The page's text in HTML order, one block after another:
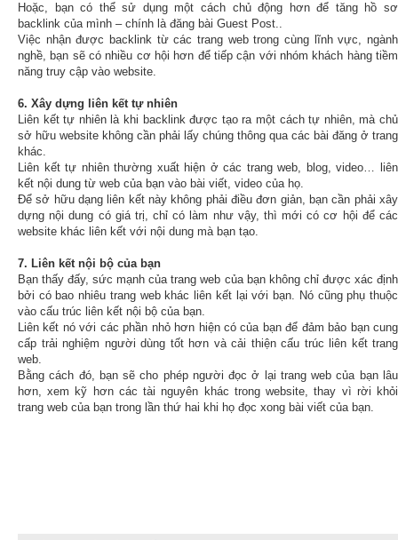
Hoặc, bạn có thể sử dụng một cách chủ động hơn để tăng hồ sơ
backlink của mình – chính là đăng bài Guest Post..
Việc nhận được backlink từ các trang web trong cùng lĩnh vực, ngành
nghề, bạn sẽ có nhiều cơ hội hơn để tiếp cận với nhóm khách hàng tiềm
năng truy cập vào website.
6. Xây dựng liên kết tự nhiên
Liên kết tự nhiên là khi backlink được tạo ra một cách tự nhiên, mà chủ
sở hữu website không cần phải lấy chúng thông qua các bài đăng ở trang
khác.
Liên kết tự nhiên thường xuất hiện ở các trang web, blog, video… liên
kết nội dung từ web của bạn vào bài viết, video của họ.
Để sở hữu dạng liên kết này không phải điều đơn giản, bạn cần phải xây
dựng nội dung có giá trị, chỉ có làm như vậy, thì mới có cơ hội để các
website khác liên kết với nội dung mà bạn tạo.
7. Liên kết nội bộ của bạn
Bạn thấy đấy, sức mạnh của trang web của bạn không chỉ được xác định
bởi có bao nhiêu trang web khác liên kết lại với bạn. Nó cũng phụ thuộc
vào cấu trúc liên kết nội bộ của bạn.
Liên kết nó với các phần nhỏ hơn hiện có của bạn để đảm bảo bạn cung
cấp trải nghiệm người dùng tốt hơn và cải thiện cấu trúc liên kết trang
web.
Bằng cách đó, bạn sẽ cho phép người đọc ở lại trang web của bạn lâu
hơn, xem kỹ hơn các tài nguyên khác trong website, thay vì rời khỏi
trang web của bạn trong lần thứ hai khi họ đọc xong bài viết của bạn.